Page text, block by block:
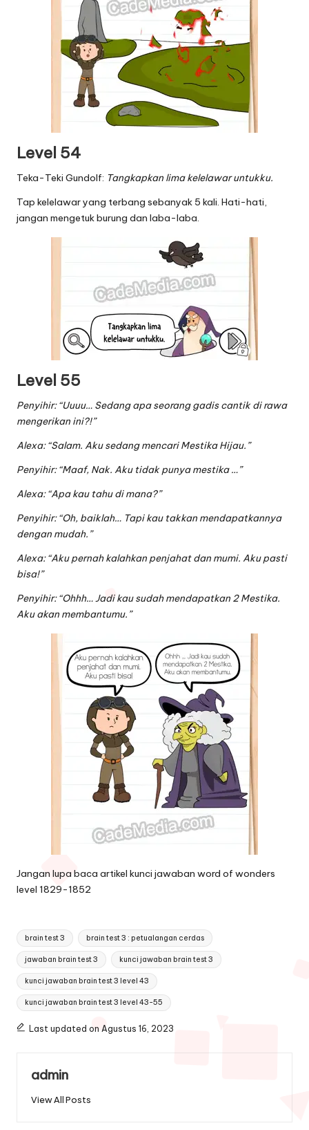
Level 54
Teka-Teki Gundolf: Tangkapkan lima kelelawar untukku.
Tap kelelawar yang terbang sebanyak 5 kali. Hati-hati,
jangan mengetuk burung dan laba-laba.
Level 55
Penyihir: “Uuuu… Sedang apa seorang gadis cantik di rawa
mengerikan ini?!”
Alexa: “Salam. Aku sedang mencari Mestika Hijau.”
Penyihir: “Maaf, Nak. Aku tidak punya mestika …”
Alexa: “Apa kau tahu di mana?”
Penyihir: “Oh, baiklah… Tapi kau takkan mendapatkannya
dengan mudah.”
Alexa: “Aku pernah kalahkan penjahat dan mumi. Aku pasti
bisa!”
Penyihir: “Ohhh… Jadi kau sudah mendapatkan 2 Mestika.
Aku akan membantumu.”
Jangan lupa baca artikel kunci jawaban word of wonders
level 1829-1852
Tags:
brain test 3 brain test 3 : petualangan cerdas
jawaban brain test 3 kunci jawaban brain test 3
kunci jawaban brain test 3 level 43
kunci jawaban brain test 3 level 43-55
Last updated on Agustus 16, 2023
admin
View All Posts